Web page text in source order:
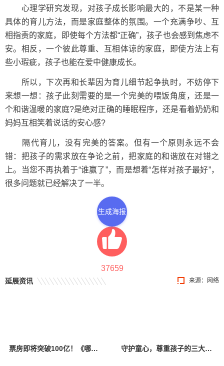
心理学研究发现，对孩子成长影响最大的，不是某一种
具体的育儿方法，而是家庭整体的氛围。一个充满争吵、互
相指责的家庭，即使每个方法都“正确”，孩子也会感到焦虑不
安。相反，一个彼此尊重、互相体谅的家庭，即使方法上有
些小瑕疵，孩子也能在爱中健康成长。
所以，下次再和长辈因为育儿细节起争执时，不妨停下
来想一想：孩子此刻需要的是一个完美的喂饭角度，还是一
个和谐温暖的家庭?是绝对正确的睡眠程序，还是看着奶奶和
妈妈互相笑着说话的安心感?
隔代育儿，没有完美的答案。但有一个原则永远不会
错：把孩子的需求放在争论之前，把家庭的和谐放在对错之
上。当您不再执着于“谁赢了”，而是想着“怎样对孩子最好”，
很多问题就已经解决了一半。
生成海报
37659
来源：网络
延展资讯
票房即将突破100亿！《哪吒2》里的亲子关系藏着哪些家庭教育密码？ 守护童心，尊重孩子的三大心理底线